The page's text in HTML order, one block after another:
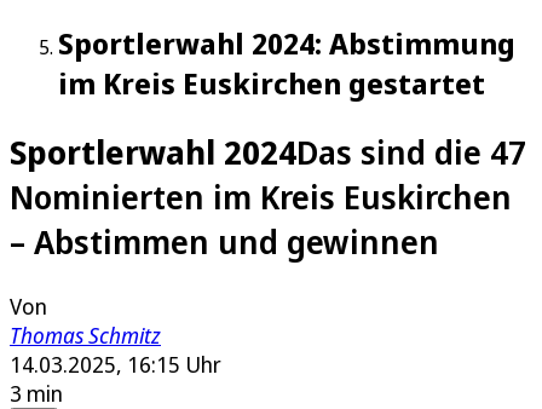
Sportlerwahl 2024: Abstimmung
im Kreis Euskirchen gestartet
Sportlerwahl 2024Das sind die 47
Nominierten im Kreis Euskirchen
– Abstimmen und gewinnen
Von
Thomas Schmitz
14.03.2025, 16:15 Uhr
3 min